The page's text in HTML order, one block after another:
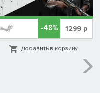
-48% 1299 р
Добавить в корзину